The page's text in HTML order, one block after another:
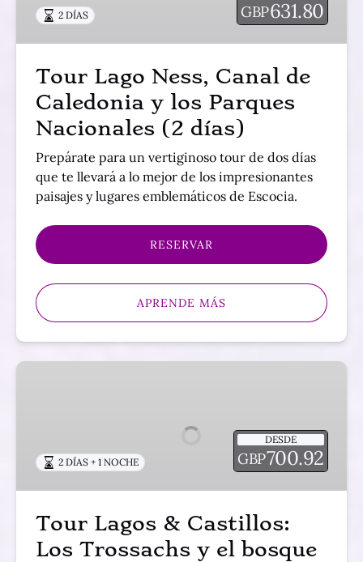
Caledonia
y
Parques
Nacionales
días)
GBP631.80
2 DÍAS
Tour Lago Ness, Canal de
Caledonia y los Parques
Nacionales (2 días)
Prepárate para un vertiginoso tour de dos días
que te llevará a lo mejor de los impresionantes
paisajes y lugares emblemáticos de Escocia.
RESERVAR
APRENDE MÁS
Tour
Trossachs
y
bosque
DESDE
GBP700.92
2 DÍAS + 1 NOCHE
Tour Lagos & Castillos:
Los Trossachs y el bosque